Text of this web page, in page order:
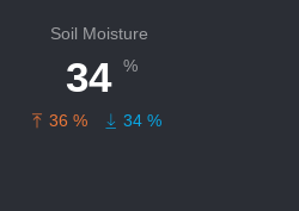
Soil Moisture
34 %
36 % 34 %